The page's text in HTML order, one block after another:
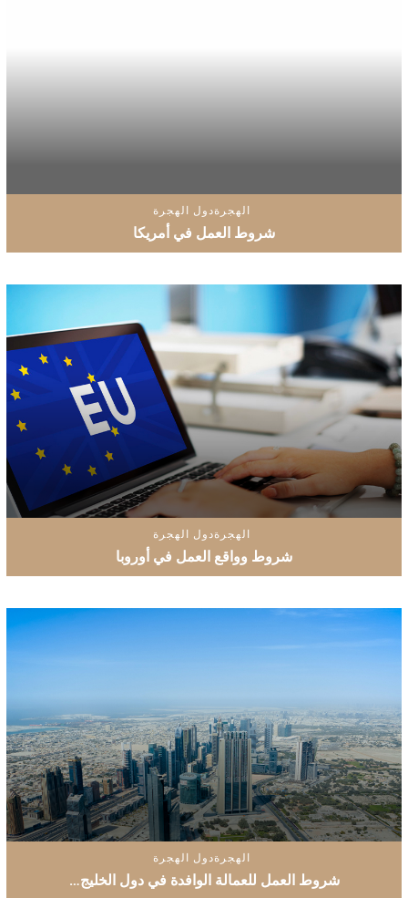
الهجرةدول الهجرة
شروط العمل في أمريكا
الهجرةدول الهجرة
شروط وواقع العمل في أوروبا
الهجرةدول الهجرة
شروط العمل للعمالة الوافدة في دول الخليج…